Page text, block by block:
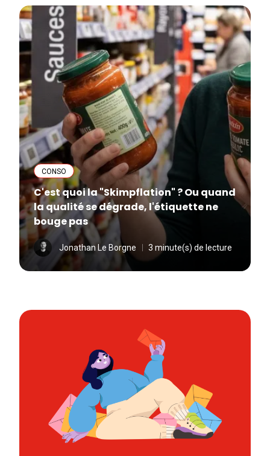
CONSO
C'est quoi la "Skimpflation" ? Ou quand
la qualité se dégrade, l'étiquette ne
bouge pas
Jonathan Le Borgne 3 minute(s) de lecture